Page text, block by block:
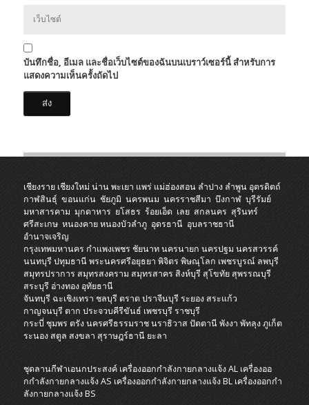
บันทึกชื่อ, อีเมล และชื่อเว็บไซต์ของฉันบนเบราว์เซอร์นี้ สำหรับการ
แสดงความเห็นครั้งถัดไป
เชียงราย เชียงใหม่ น่านพะเยา แพร่ แม่ฮ่องสอน ลำปาง ลำพูน อุตรดิตถ์
กาฬสินธุ์ ขอนแก่น ชัยภูมิ นครพนม นครราชสีมา บึงกาฬ บุรีรัมย์
มหาสารคาม มุกดาหาร ยโสธร ร้อยเอ็ด เลย สกลนคร สุรินทร์
ศรีสะเกษ หนองคายหนองบัวลำภู อุดรธานี อุบลราชธานี
อำนาจเจริญ
กรุงเทพมหานคร กำแพงเพชร ชัยนาทนครนายก นครปฐม นครสวรรค์
นนทบุรีปทุมธานีพระนครศรีอยุธยา พิจิตรพิษณุโลก เพชรบูรณ์ ลพบุรี
สมุทรปราการสมุทรสงคราม สมุทรสาครสิงห์บุรี สุโขทัยสุพรรณบุรี
สระบุรี อ่างทอง อุทัยธานี
จันทบุรี ฉะเชิงเทรา ชลบุรี ตราดปราจีนบุรีระยองสระแก้ว
กาญจนบุรีตาก ประจวบคีรีขันธ์ เพชรบุรีราชบุรี
กระบี่ ชุมพร ตรังนครศรีธรรมราชนราธิวาสปัตตานีพังงา พัทลุงภูเก็ต
ระนอง สตูล สงขลา สุราษฎร์ธานี ยะลา
ชุดลานกีฬาเอนกประสงค์ เครื่องออกกําลังกายกลางแจ้ง AL เครื่องออ
กกําลังกายกลางแจ้ง AS เครื่องออกกําลังกายกลางแจ้ง BL เครื่องออกกํา
ลังกายกลางแจ้ง BS